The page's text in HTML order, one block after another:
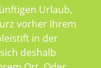
Urlaub,
vorher Ihrem
in der
deshalb